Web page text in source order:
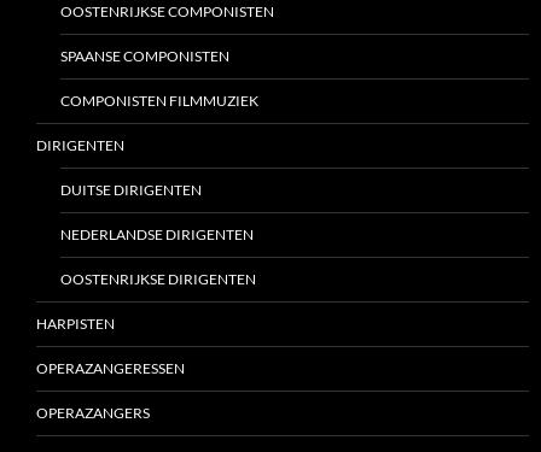
OOSTENRIJKSE COMPONISTEN
SPAANSE COMPONISTEN
COMPONISTEN FILMMUZIEK
DIRIGENTEN
DUITSE DIRIGENTEN
NEDERLANDSE DIRIGENTEN
OOSTENRIJKSE DIRIGENTEN
HARPISTEN
OPERAZANGERESSEN
OPERAZANGERS